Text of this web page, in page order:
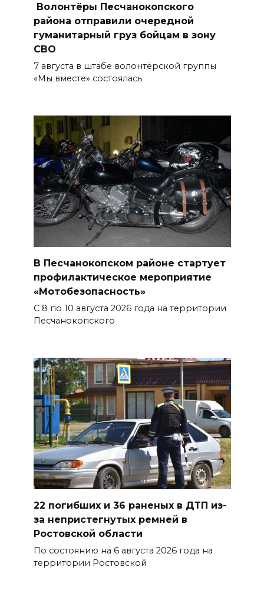
На юге и северо-востоке
Ростовской области сегодня
до +40 °C
09 августа 2026 10:31
жара
09 августа 2026 09:34
Ураган не обещают: сегодня в
Ростове жара
09 августа 2026 07:01
Горел сухостой: в Ростовской
области сбили 30 БПЛА
08 августа 2026 23:10
Пусть съест ребенок капусту,
дабы учеба легко давалась:
08 августа 2026 18:37
На трассе Р-280 «Новороссия»
водителей будут
предупреждать об угрозе
БПЛА по радио
08 августа 2026 18:15
На Дону обсудили вопросы
повышения доступности
медицинской помощи с
участием федеральных
экспертов
Волонтёры Песчанокопского
района отправили очередной
гуманитарный груз бойцам в зону
СВО
7 августа в штабе волонтёрской группы
«Мы вместе» состоялась
В Песчанокопском районе стартует
профилактическое мероприятие
«Мотобезопасность»
С 8 по 10 августа 2026 года на территории
Песчанокопского
22 погибших и 36 раненых в ДТП из-
за непристегнутых ремней в
Ростовской области
По состоянию на 6 августа 2026 года на
территории Ростовской